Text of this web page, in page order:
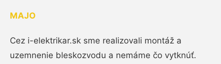
MAJO
Cez i-elektrikar.sk sme realizovali montáž a
uzemnenie bleskozvodu a nemáme čo vytknúť.